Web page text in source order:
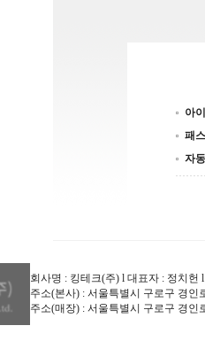
아
패
자
회사명 : 킹테크(주) l 대표자 : 정치헌 l
주소(본사) : 서울특별시 구로구 경인
주소(매장) : 서울특별시 구로구 경인